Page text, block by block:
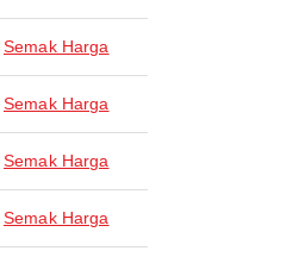
Semak Harga
Semak Harga
Semak Harga
Semak Harga